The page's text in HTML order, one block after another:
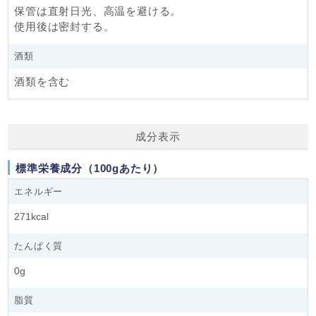
保管は直射日光、高温を避ける。
使用後は密封する。
酒類
酒類を含む
成分表示
標準栄養成分（100gあたり）
エネルギー
271kcal
たんぱく質
0g
脂質